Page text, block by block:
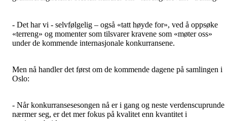
- Det har vi - selvfølgelig – også «tatt høyde for», ved å oppsøke
«terreng» og momenter som tilsvarer kravene som «møter oss»
under de kommende internasjonale konkurransene.
Men nå handler det først om de kommende dagene på samlingen i
Oslo:
- Når konkurransesesongen nå er i gang og neste verdenscuprunde
nærmer seg, er det mer fokus på kvalitet enn kvantitet i